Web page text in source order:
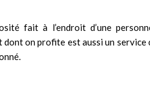
fait à l’endroit d’une
dont on profite est aussi un service